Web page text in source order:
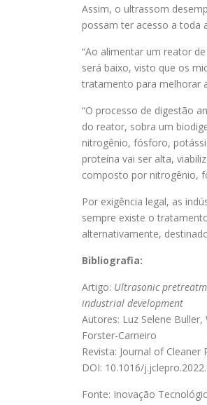
Assim, o ultrassom
possam ter acesso a toda
“Ao alimentar um reator
será baixo, visto que os
tratamento para melhorar
“O processo de digestão
do reator, sobra um
nitrogênio, fósforo,
proteína vai ser alta,
composto por nitrogênio,
Por exigência legal, as
sempre existe o
alternativamente,
Bibliografia:
Artigo: Ultrasonic
industrial development
Autores: Luz Selene
Forster-Carneiro
Revista: Journal of Cleaner
DOI: 10.1016/
Fonte: Inovação